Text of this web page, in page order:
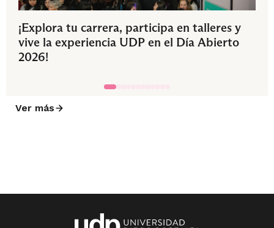
¡Explora tu carrera, participa en talleres y
vive la experiencia UDP en el Día Abierto
2026!
Ver más